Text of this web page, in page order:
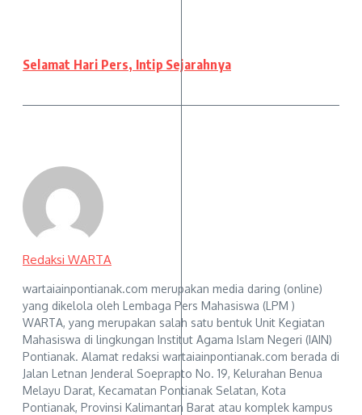
Selamat Hari Pers, Intip Sejarahnya
Redaksi WARTA
wartaiainpontianak.com merupakan media daring (online)
yang dikelola oleh Lembaga Pers Mahasiswa (LPM )
WARTA, yang merupakan salah satu bentuk Unit Kegiatan
Mahasiswa di lingkungan Institut Agama Islam Negeri (IAIN)
Pontianak. Alamat redaksi wartaiainpontianak.com berada di
Jalan Letnan Jenderal Soeprapto No. 19, Kelurahan Benua
Melayu Darat, Kecamatan Pontianak Selatan, Kota
Pontianak, Provinsi Kalimantan Barat atau komplek kampus